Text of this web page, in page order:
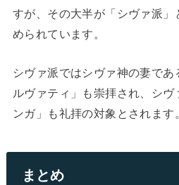
すが、その大半が「シヴァ派
められています。
シヴァ派ではシヴァ神の妻で
ルヴァティ」も崇拝され、シヴ
ンガ」も礼拝の対象とされます
まとめ